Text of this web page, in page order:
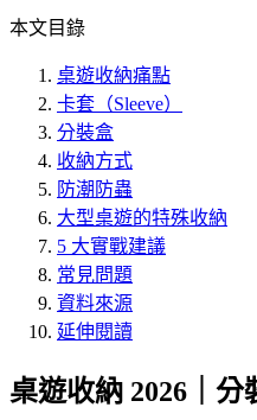
本文目錄
桌遊收納痛點
卡套（Sleeve）
分裝盒
收納方式
防潮防蟲
大型桌遊的特殊收納
5 大實戰建議
常見問題
資料來源
延伸閱讀
桌遊收納 2026｜